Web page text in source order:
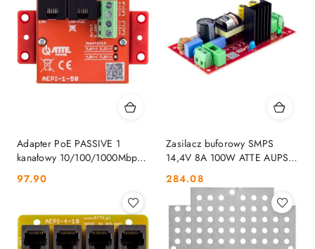
Adapter PoE PASSIVE 1
kanałowy 10/100/1000Mbps
Cena:
97.90
Zasilacz buforowy SMPS
14,4V 8A 100W ATTE AUPS-
Cena:
284.08